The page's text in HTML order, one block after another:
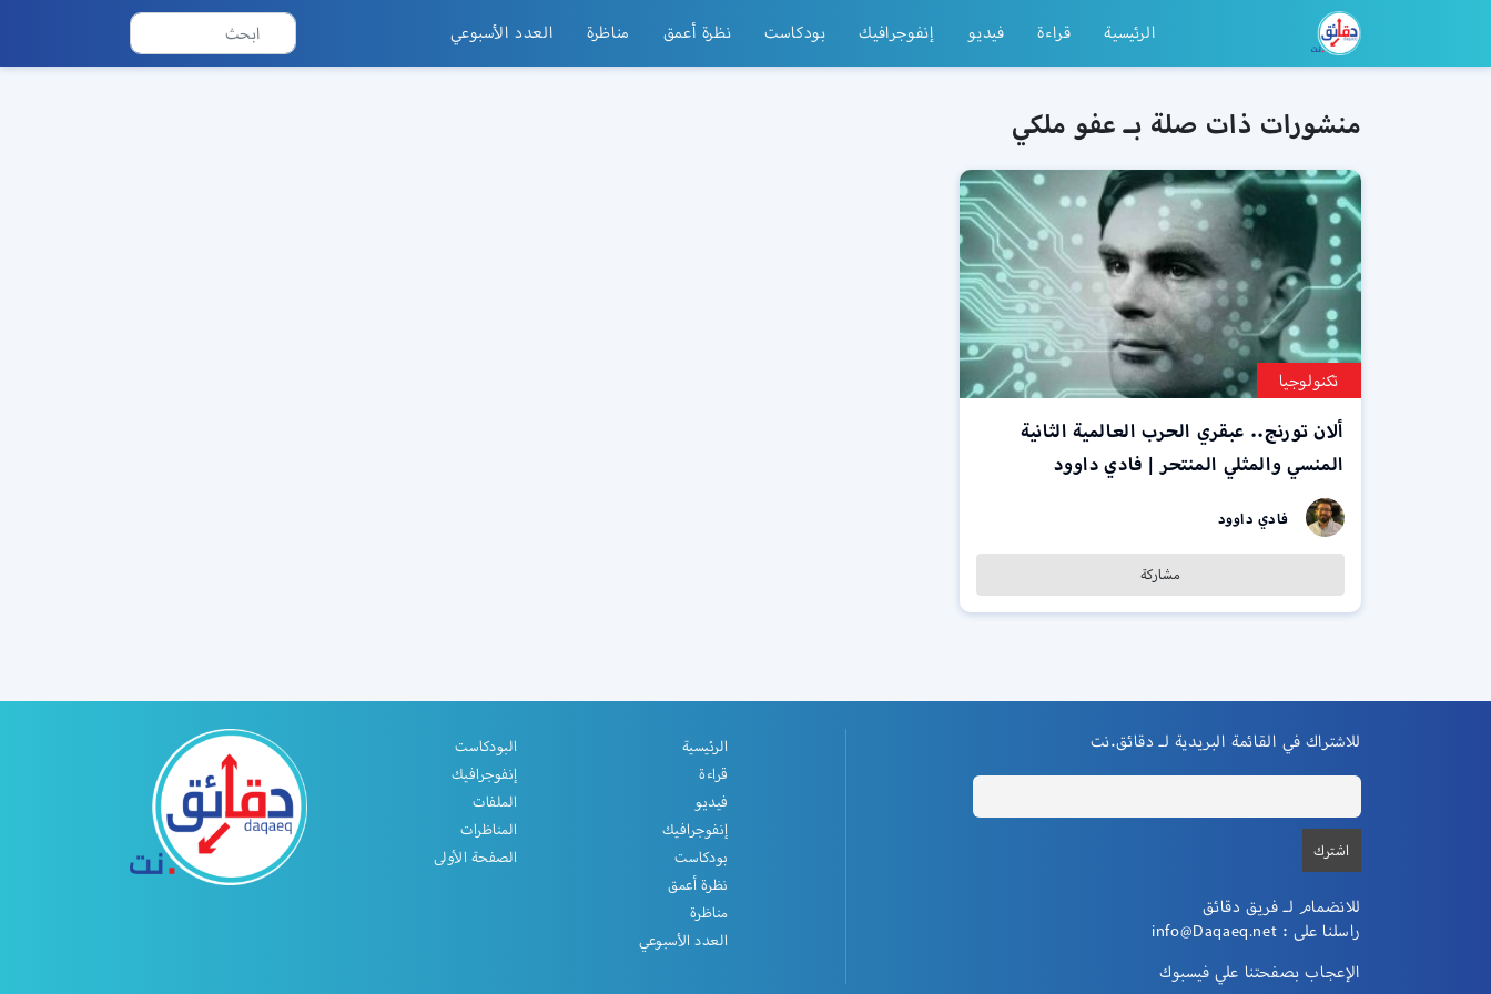
الرئيسية قراءة فيديو إنفوجرافيك بودكاست نظرة أعمق مناظرة العدد الأسبوعي
منشورات ذات صلة بـ عفو ملكي
تكنولوجيا
ألان تورنج.. عبقري الحرب العالمية الثانية
المنسي والمثلي المنتحر | فادي داوود
فادي داوود
مشاركة
للاشتراك في القائمة البريدية لـ دقائق.نت
للانضمام لـ فريق دقائق
راسلنا على : info@Daqaeq.net
الإعجاب بصفحتنا علي فيسبوك
الرئيسية
قراءة
فيديو
إنفوجرافيك
بودكاست
نظرة أعمق
مناظرة
العدد الأسبوعي
البودكاست
إنفوجرافيك
الملفات
المناظرات
الصفحة الأولى